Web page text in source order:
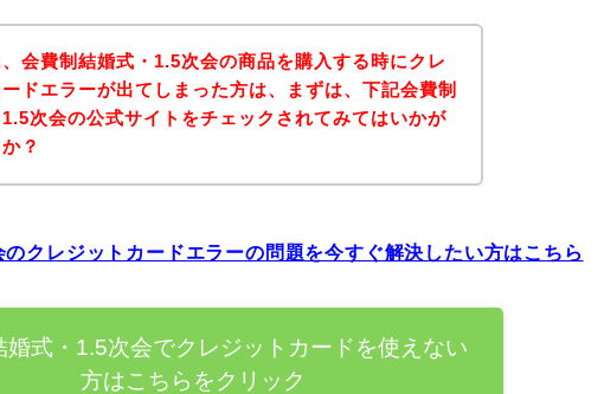
会費制結婚式・1.5次会の商品を購入する時にクレ
ドエラーが出てしまった方は、まずは、下記会費制
次会の公式サイトをチェックされてみてはいかが
？
クレジットカードエラーの問題を今すぐ解決したい方はこちら
婚式・1.5次会でクレジットカードを使えない
方はこちらをクリック